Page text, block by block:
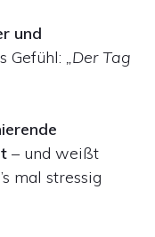
und
Gefühl: „Der Tag
– und weißt
mal stressig